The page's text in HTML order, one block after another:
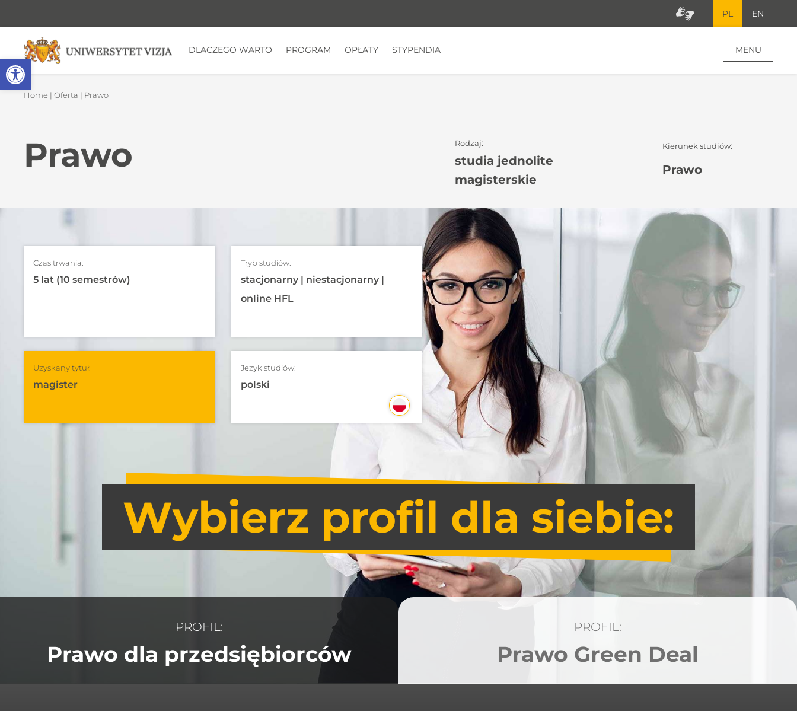
Open toolbar
PL EN
DLACZEGO WARTO PROGRAM OPŁATY STYPENDIA MENU
Home |Oferta | Prawo
Prawo Rodzaj:
studia jednolite
magisterskie
Kierunek studiów:
Prawo
Czas trwania:
5 lat (10 semestrów)
Tryb studiów:
stacjonarny | niestacjonarny |
online HFL
Uzyskany tytuł:
magister
Język studiów:
polski
Wybierz profil dla siebie:
PROFIL:
Prawo dla przedsiębiorców
PROFIL:
Prawo Green Deal